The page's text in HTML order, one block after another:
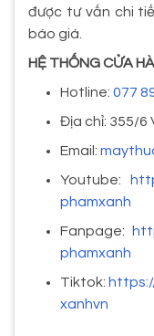
được tư vấn chi
báo giá.
HỆ THỐNG CỬA
Hotline: 077
Địa chỉ: 355/6
Email:
Youtube:
phamxanh
Fanpage:
phamxanh
Tiktok:
xanhvn